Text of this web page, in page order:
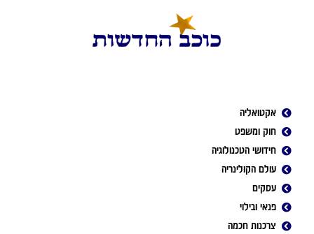
אקטואליה
חוק ומשפט
חידושי הטכנולוגיה
עולם הקולינריה
עסקים
פנאי ובילוי
צרכנות חכמה